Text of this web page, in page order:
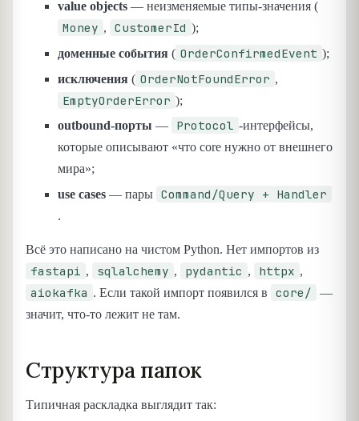
value objects — неизменяемые типы-значения (
Money , CustomerId );
доменные события ( OrderConfirmedEvent );
исключения ( OrderNotFoundError ,
EmptyOrderError );
outbound-порты — Protocol -интерфейсы,
которые описывают «что core нужно от внешнего
мира»;
use cases — пары Command/Query + Handler
.
Всё это написано на чистом Python. Нет импортов из
fastapi , sqlalchemy , pydantic , httpx ,
aiokafka . Если такой импорт появился в core/
—
значит, что-то лежит не там.
Структура папок
Типичная раскладка выглядит так: